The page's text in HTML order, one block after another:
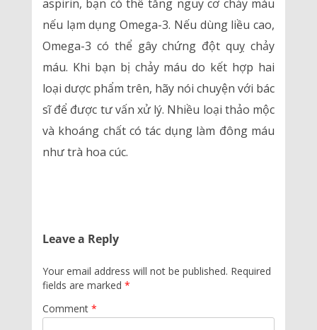
aspirin, bạn có thể tăng nguy cơ chảy máu
nếu lạm dụng Omega-3. Nếu dùng liều cao,
Omega-3 có thể gây chứng đột quỵ chảy
máu. Khi bạn bị chảy máu do kết hợp hai
loại dược phẩm trên, hãy nói chuyện với bác
sĩ để được tư vấn xử lý. Nhiều loại thảo mộc
và khoáng chất có tác dụng làm đông máu
như trà hoa cúc.
Leave a Reply
Your email address will not be published. Required
fields are marked *
Comment *